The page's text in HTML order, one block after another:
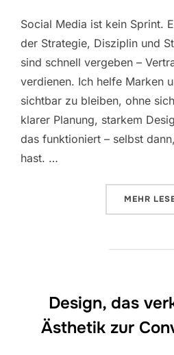
Social Media ist kein Sprint.
der Strategie, Disziplin und
sind schnell vergeben –
verdienen. Ich helfe Marken
sichtbar zu bleiben, ohne
klarer Planung, starkem
das funktioniert – selbst
hast. …
MEHR
Design, das
Ästhetik zur